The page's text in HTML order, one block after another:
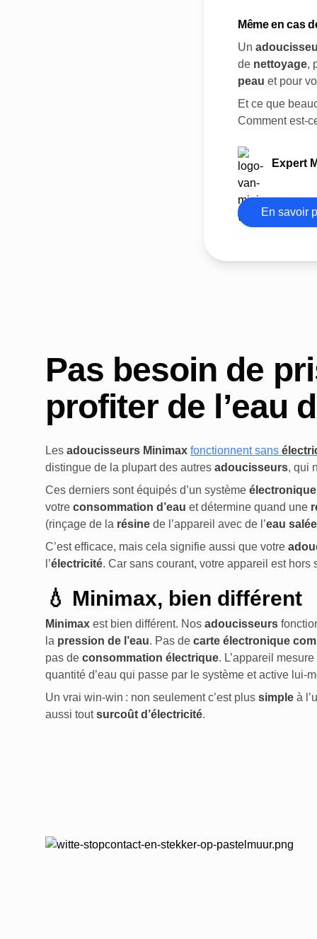
Même en cas
Un
de nettoyage,
peau et pour
Et ce que
Comment est-
Expert
En savoir
Pas besoin de
profiter de l’eau
Les adoucisseurs Minimax fonctionnent sans
distingue de la plupart des autres adoucisseurs, qui
Ces derniers sont équipés d’un système électronique
votre consommation d’eau et détermine quand une
(rinçage de la résine de l’appareil avec de l’eau salée
C’est efficace, mais cela signifie aussi que votre
l’électricité. Car sans courant, votre appareil est hors
💧 Minimax, bien différent
Minimax est bien différent. Nos adoucisseurs
la pression de l’eau. Pas de carte électronique
pas de consommation électrique. L’appareil mesure
quantité d’eau qui passe par le système et active lui-
Un vrai win-win : non seulement c’est plus simple à
aussi toutsurcoût d’électricité.